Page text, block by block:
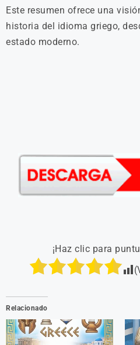
Este resumen ofrece una
historia del idioma griego,
estado moderno.
¡Haz clic para
Relacionado